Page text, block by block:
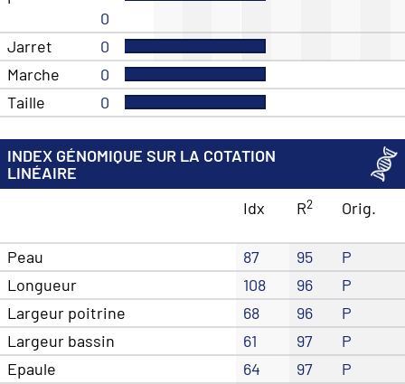
0
Jarret
0
Marche
0
Taille
0
INDEX GÉNOMIQUE SUR LA COTATION
LINÉAIRE
Idx
R2 Orig.
Peau 87 95
P
Longueur
108 96
P
Largeur poitrine
68 96
P
Largeur bassin
61 97
P
Epaule
64 97
P